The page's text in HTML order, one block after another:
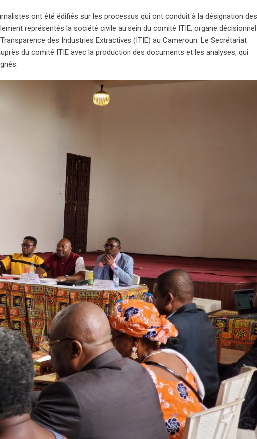
ont été édifiés sur les processus qui ont conduit à la désignation des
représentés la société civile au sein du comité ITIE, organe décisionnel
des Industries Extractives (ITIE) au Cameroun. Le Secrétariat
du comité ITIE avec la production des documents et les analyses, qui